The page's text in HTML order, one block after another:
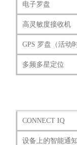
电子罗盘
高灵敏度接收机
GPS 罗盘（活动
多频多星定位
CONNECT IQ
设备上的智能通